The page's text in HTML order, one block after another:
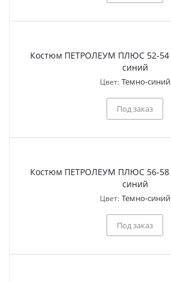
Костюм ПЕТРОЛЕУМ ПЛЮС 52-54 / 194-200 Темно-
синий
Цвет: Темно-синий
Под заказ
Костюм ПЕТРОЛЕУМ ПЛЮС 56-58 / 158-164 Темно-
синий
Цвет: Темно-синий
Под заказ